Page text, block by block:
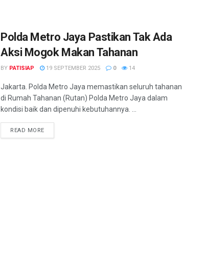
Polda Metro Jaya Pastikan Tak Ada
Aksi Mogok Makan Tahanan
BY PATISIAP 19 SEPTEMBER 2025 0 14
Jakarta. Polda Metro Jaya memastikan seluruh tahanan
di Rumah Tahanan (Rutan) Polda Metro Jaya dalam
kondisi baik dan dipenuhi kebutuhannya. ...
READ MOREDETAILS